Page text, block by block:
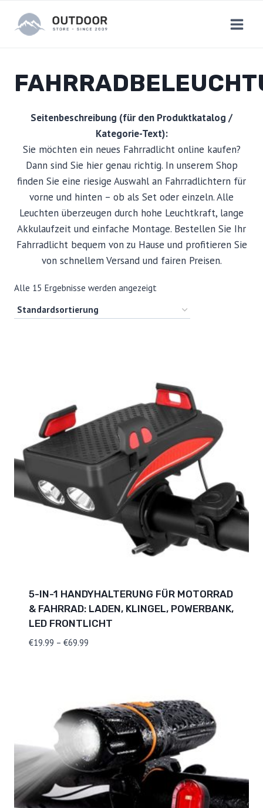
Inhalt
springen
Seitenbeschreibung (für den Produktkatalog /
Kategorie-Text):
Sie möchten ein neues Fahrradlicht online kaufen?
Dann sind Sie hier genau richtig. In unserem Shop
finden Sie eine riesige Auswahl an Fahrradlichtern für
vorne und hinten – ob als Set oder einzeln. Alle
Leuchten überzeugen durch hohe Leuchtkraft, lange
Akkulaufzeit und einfache Montage. Bestellen Sie Ihr
Fahrradlicht bequem von zu Hause und profitieren Sie
von schnellem Versand und fairen Preisen.
Alle 15 Ergebnisse werden angezeigt
5-IN-1 HANDYHALTERUNG FÜR MOTORRAD
& FAHRRAD: LADEN, KLINGEL, POWERBANK,
LED FRONTLICHT
€19.99 – €69.99Preisspanne: